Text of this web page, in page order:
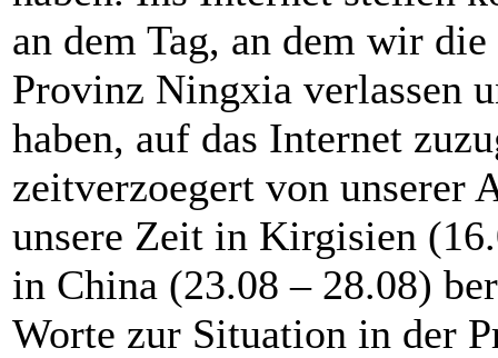
an dem Tag, an dem wir
Provinz Ningxia verlassen
haben, auf das Internet
zeitverzoegert von unserer
unsere Zeit in Kirgisien
in China (23.08 – 28.08)
Worte zur Situation in der